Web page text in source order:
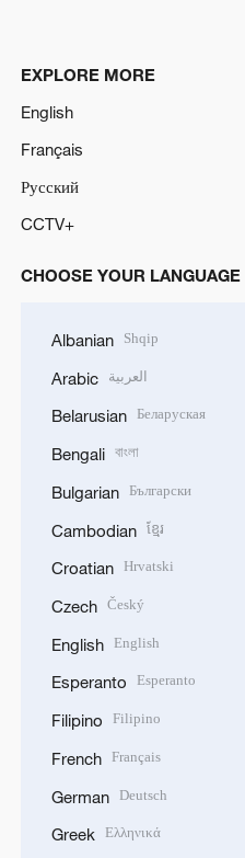
EXPLORE MORE
English
Français
Русский
CCTV+
CHOOSE YOUR LANGUAGE
Albanian Shqip
Arabic العربية
Belarusian Беларуская
Bengali বাংলা
Bulgarian Български
Cambodian ខ្មែរ
Croatian Hrvatski
Czech Český
English English
Esperanto Esperanto
Filipino Filipino
French Français
German Deutsch
Greek Ελληνικά